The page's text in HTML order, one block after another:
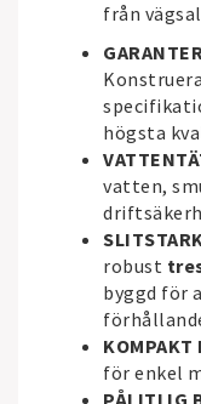
från
högsta
vatten,
robust
byggd för
KOMPAKT
för enkel
PÅLITLIG